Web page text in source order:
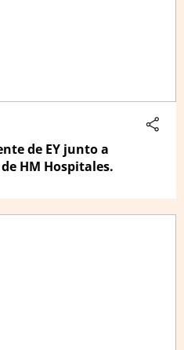
de EY junto a
HM Hospitales.